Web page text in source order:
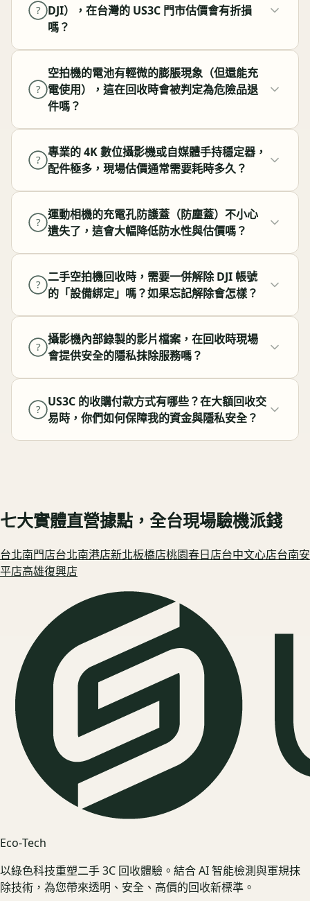
? DJI），在台灣的 US3C 門市估價會有折損
嗎？
?
空拍機的電池有輕微的膨脹現象（但還能充
電使用），這在回收時會被判定為危險品退
件嗎？
?
專業的 4K 數位攝影機或自媒體手持穩定器，
配件極多，現場估價通常需要耗時多久？
?
運動相機的充電孔防護蓋（防塵蓋）不小心
遺失了，這會大幅降低防水性與估價嗎？
?
二手空拍機回收時，需要一併解除 DJI 帳號
的「設備綁定」嗎？如果忘記解除會怎樣？
?
攝影機內部錄製的影片檔案，在回收時現場
會提供安全的隱私抹除服務嗎？
?
US3C 的收購付款方式有哪些？在大額回收交
易時，你們如何保障我的資金與隱私安全？
七大實體直營據點，全台現場驗機派錢
台北南門店台北南港店新北板橋店桃園春日店台中文心店台南安
平店高雄復興店
Eco‑Tech
以綠色科技重塑二手 3C 回收體驗。結合 AI 智能檢測與軍規抹
除技術，為您帶來透明、安全、高價的回收新標準。